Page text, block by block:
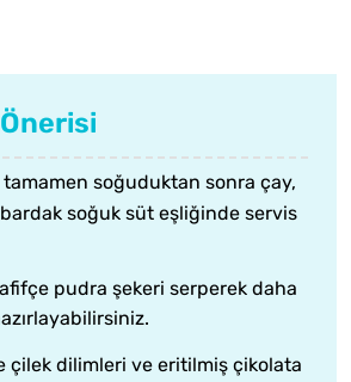
soğuduktan sonra çay,
soğuk süt eşliğinde servis
pudra şekeri serperek daha
çilek dilimleri ve eritilmiş çikolata